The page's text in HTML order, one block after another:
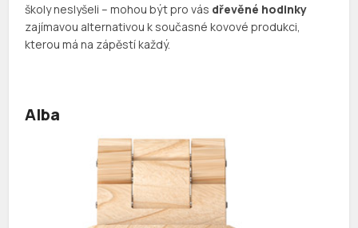
školy neslyšeli – mohou být pro vás dřevěné hodinky
zajímavou alternativou k současné kovové produkci,
kterou má na zápěstí každý.
Alba